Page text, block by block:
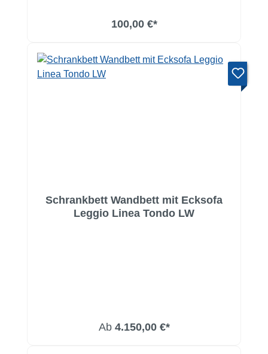
100,00 €*
Schrankbett Wandbett mit Ecksofa
Leggio Linea Tondo LW
Ab 4.150,00 €*